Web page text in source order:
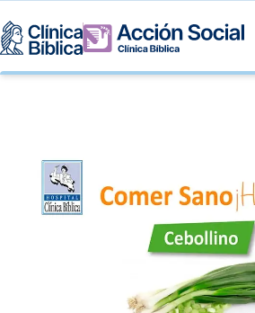
Centros de Excelencia
Servicios Generales
Servicios Especializados
Mi Vida
Información
Información para el Paciente